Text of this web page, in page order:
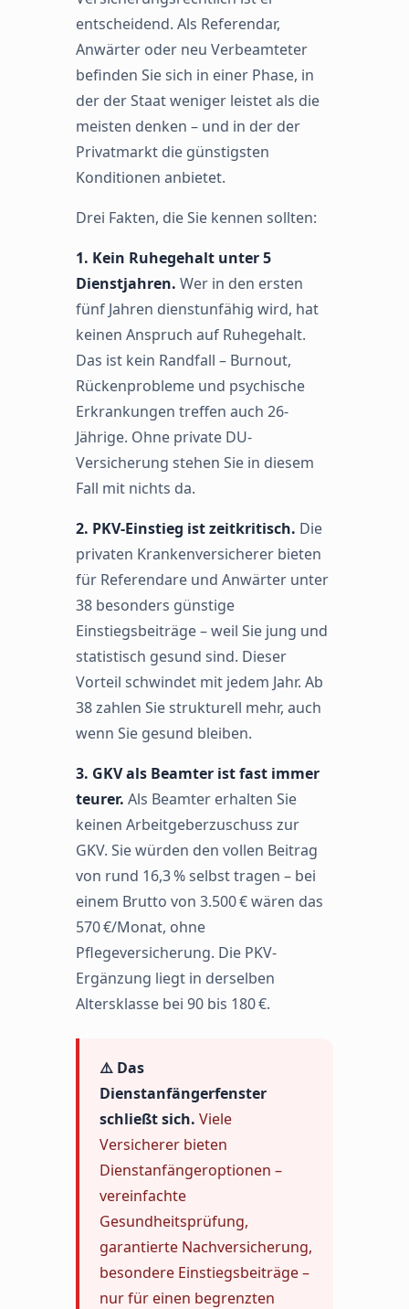
entscheidend. Als Referendar,
Anwärter oder neu Verbeamteter
befinden Sie sich in einer Phase, in
der der Staat weniger leistet als die
meisten denken – und in der der
Privatmarkt die günstigsten
Konditionen anbietet.
Drei Fakten, die Sie kennen sollten:
1. Kein Ruhegehalt unter 5
Dienstjahren. Wer in den ersten
fünf Jahren dienstunfähig wird, hat
keinen Anspruch auf Ruhegehalt.
Das ist kein Randfall – Burnout,
Rückenprobleme und psychische
Erkrankungen treffen auch 26-
Jährige. Ohne private DU-
Versicherung stehen Sie in diesem
Fall mit nichts da.
2. PKV-Einstieg ist zeitkritisch. Die
privaten Krankenversicherer bieten
für Referendare und Anwärter unter
38 besonders günstige
Einstiegsbeiträge – weil Sie jung und
statistisch gesund sind. Dieser
Vorteil schwindet mit jedem Jahr. Ab
38 zahlen Sie strukturell mehr, auch
wenn Sie gesund bleiben.
3. GKV als Beamter ist fast immer
teurer. Als Beamter erhalten Sie
keinen Arbeitgeberzuschuss zur
GKV. Sie würden den vollen Beitrag
von rund 16,3 % selbst tragen – bei
einem Brutto von 3.500 € wären das
570 €/Monat, ohne
Pflegeversicherung. Die PKV-
Ergänzung liegt in derselben
Altersklasse bei 90 bis 180 €.
⚠️ Das
Dienstanfängerfenster
schließt sich. Viele
Versicherer bieten
Dienstanfängeroptionen –
vereinfachte
Gesundheitsprüfung,
garantierte Nachversicherung,
besondere Einstiegsbeiträge –
nur für einen begrenzten